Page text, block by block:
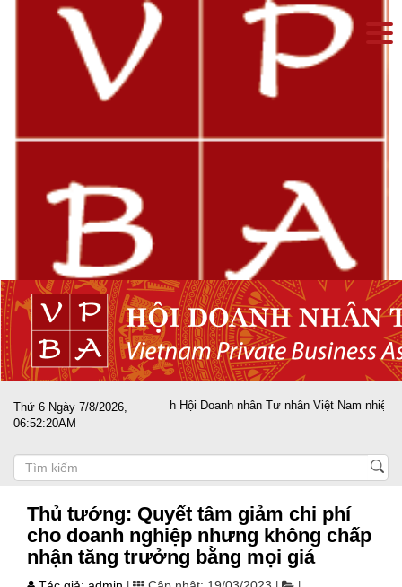
Thứ 6 Ngày 7/8/2026,
06:52:21AM
cử Chủ tịch Hội Doanh nhân Tư nhân Việt Nam nhiệm kỳ 2025 – 2030
Thủ tướng: Quyết tâm giảm chi phí
cho doanh nghiệp nhưng không chấp
nhận tăng trưởng bằng mọi giá